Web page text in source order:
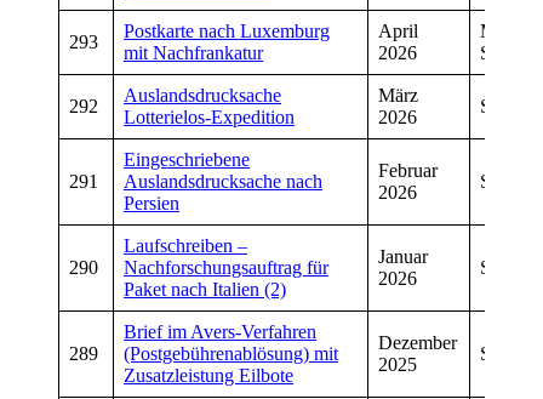
293
Postkarte nach Luxemburg
mit Nachfrankatur
April
2026
Schmitt
292
Auslandsdrucksache
Lotterielos-Expedition
März
2026
Sven
291
Eingeschriebene
Auslandsdrucksache nach
Persien
Februar
2026
Sven
290
Laufschreiben –
Nachforschungsauftrag für
Paket nach Italien (2)
Januar
2026
Sven
289
Brief im Avers-Verfahren
(Postgebührenablösung) mit
Zusatzleistung Eilbote
Dezember
2025
Sven